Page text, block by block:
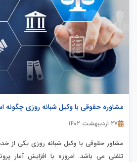
مشاوره حقوقی با وکیل شبانه روزی چگونه
۲۷ اردیبهشت ۱۴۰۲
مشاور حقوقی با وکیل شبانه روزی یکی از
تلفنی می باشد. امروزه با افزایش آمار